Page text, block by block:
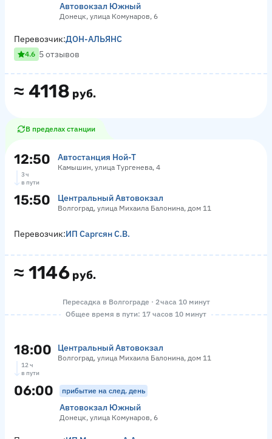
Автовокзал Южный
Донецк, улица Комунаров, 6
≈ 4118 руб.
Перевозчик:ДОН-АЛЬЯНС
4.6 5 отзывов
В пределах станции
12:50 Автостанция Ной-Т
Камышин, улица Тургенева, 4
3 ч
в пути
15:50 Центральный Автовокзал
Волгоград, улица Михаила Балонина, дом 11
≈ 1146 руб.
Перевозчик:ИП Саргсян С.В.
Пересадка в Волгограде · 2 часа 10 минут
Общее время в пути: 17 часов 10 минут
18:00 Центральный Автовокзал
Волгоград, улица Михаила Балонина, дом 11
12 ч
в пути
06:00 прибытие на след. день
Автовокзал Южный
Донецк, улица Комунаров, 6